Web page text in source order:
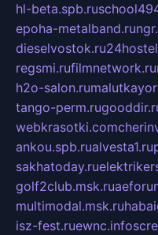
hl-beta.spb.ru
epoha-metalband.ru
dieselvostok.ru
regsmi.rufilmnetwork.ru
h2o-salon.ru
tango-perm.ru
webkrasotki.com
ankou.spb.rualvesta1.ru
sakhatoday.ru
golf2club.msk.ru
multimodal.msk.ru
isz-fest.ruewnc.info